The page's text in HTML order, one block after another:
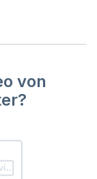
von